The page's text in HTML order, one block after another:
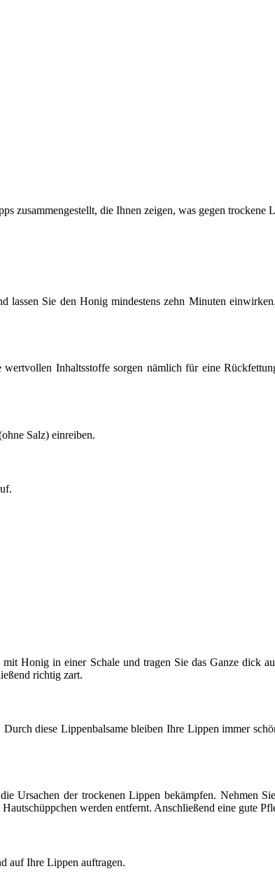
zusammengestellt, die Ihnen zeigen, was gegen trockene
lassen Sie den Honig mindestens zehn Minuten
Inhaltsstoffe sorgen nämlich für eine
Salz) einreiben.
Honig in einer Schale und tragen Sie das Ganze dick
richtig zart.
diese Lippenbalsame bleiben Ihre Lippen immer
Ursachen der trockenen Lippen bekämpfen. Nehmen
werden entfernt. Anschließend eine gute
auf Ihre Lippen auftragen.